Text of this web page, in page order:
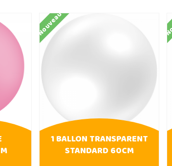
Nouveau
1 BALLON TRANSPARENT
STANDARD 60CM